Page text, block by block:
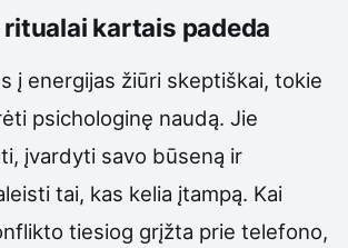
kartais padeda
į energijas žiūri skeptiškai, tokie
psichologinę naudą. Jie
įvardyti savo būseną ir
tai, kas kelia įtampą. Kai
tiesiog grįžta prie telefono,